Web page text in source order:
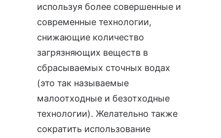
используя более совершенные и
современные технологии,
снижающие количество
загрязняющих веществ в
сбрасываемых сточных водах
(это так называемые
малоотходные и безотходные
технологии). Желательно также
сократить использование